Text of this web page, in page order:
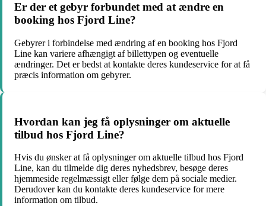
Er der et gebyr forbundet med at ændre en
booking hos Fjord Line?
Gebyrer i forbindelse med ændring af en booking hos Fjord
Line kan variere afhængigt af billettypen og eventuelle
ændringer. Det er bedst at kontakte deres kundeservice for at få
præcis information om gebyrer.
Hvordan kan jeg få oplysninger om aktuelle
tilbud hos Fjord Line?
Hvis du ønsker at få oplysninger om aktuelle tilbud hos Fjord
Line, kan du tilmelde dig deres nyhedsbrev, besøge deres
hjemmeside regelmæssigt eller følge dem på sociale medier.
Derudover kan du kontakte deres kundeservice for mere
information om tilbud.